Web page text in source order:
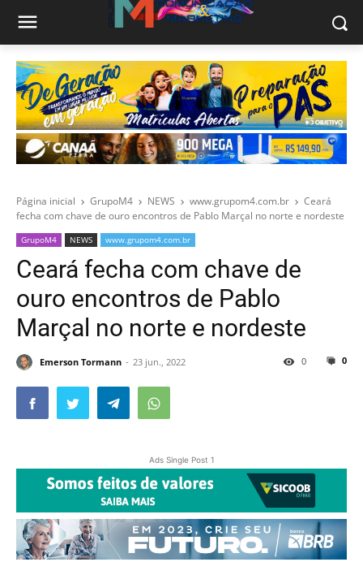
Página inicial GrupoM4 NEWS www.grupom4.com.br
Ceará
fecha com chave de ouro encontros de Pablo Marçal no norte e nordeste
GrupoM4 NEWS www.grupom4.com.br
Ceará fecha com chave de
ouro encontros de Pablo
Marçal no norte e nordeste
Emerson Tormann 23 jun., 2022 0
0
Ads Single Post 1